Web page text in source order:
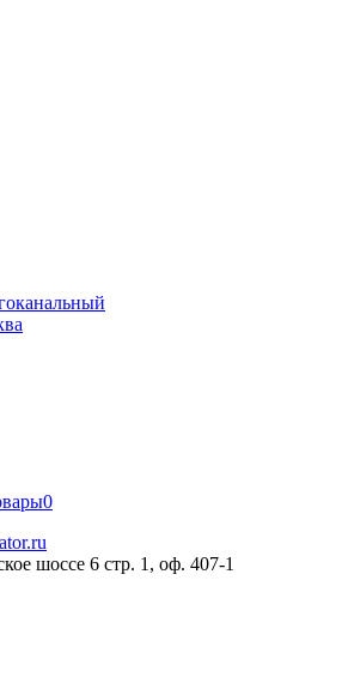
0
шоссе 6 стр. 1, оф. 407-1